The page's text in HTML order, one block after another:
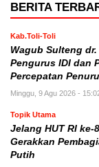
BERITA
Kab.Toli-Toli
Wagub Sulteng
Pengurus IDI dan
Percepatan
Minggu, 9 Agu 2026 -
Topik Utama
Jelang HUT RI ke-
Gerakkan
Putih